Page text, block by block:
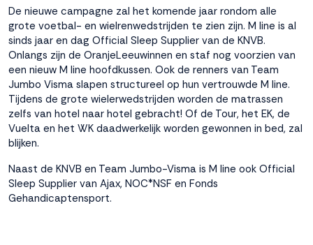
De nieuwe campagne zal het komende jaar rondom alle
grote voetbal- en wielrenwedstrijden te zien zijn. M line is al
sinds jaar en dag Official Sleep Supplier van de KNVB.
Onlangs zijn de OranjeLeeuwinnen en staf nog voorzien van
een nieuw M line hoofdkussen. Ook de renners van Team
Jumbo Visma slapen structureel op hun vertrouwde M line.
Tijdens de grote wielerwedstrijden worden de matrassen
zelfs van hotel naar hotel gebracht! Of de Tour, het EK, de
Vuelta en het WK daadwerkelijk worden gewonnen in bed, zal
blijken.
Naast de KNVB en Team Jumbo-Visma is M line ook Official
Sleep Supplier van Ajax, NOC*NSF en Fonds
Gehandicaptensport.